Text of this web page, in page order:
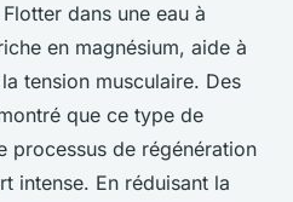
dans une eau à
en magnésium, aide à
tension musculaire. Des
que ce type de
processus de régénération
intense. En réduisant la